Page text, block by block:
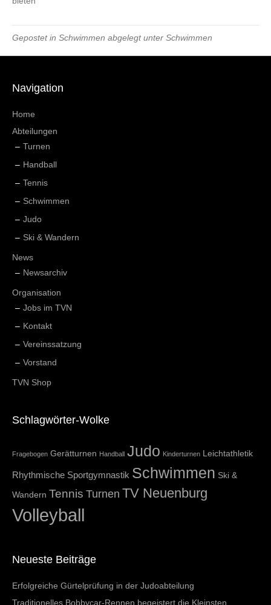
Gepostet in Schwimmen abgelegt unter Schwimmen
Navigation
Home
Abteilungen
Turnen
Handball
Tennis
Schwimmen
Judo
Ski & Wandern
News
Newsarchiv
Organisation
Jobs im TVN
Kontakt
Vereinssatzung
Vorstand
TVN Shop
Schlagwörter-Wolke
Fragebogen Gerätturnen Handball Judo Kinderturnen Leichtathletik
Rhythmische Sportgymnastik Schwimmen Ski &
Wandern Tennis Turnen TV Neuenburg
Volleyball
Neueste Beiträge
Erfolgreiche Gürtelprüfung in der Judoabteilung
Traditionelles Bobbycar-Rennen begeistert die Kleinsten